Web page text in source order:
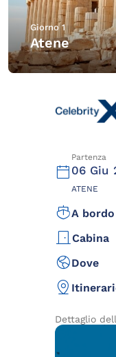
Giorno 1
Atene
Partenza
06 Giu
ATENE
A
Cabina
Dove
Dettaglio